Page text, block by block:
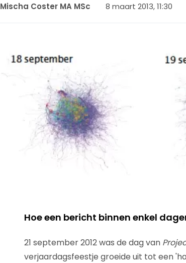
Mischa Coster MA MSc 8 maart 2013, 11:30
Hoe een bericht binnen enkel
21 september 2012 was de dag van
verjaardagsfeestje groeide uit tot een